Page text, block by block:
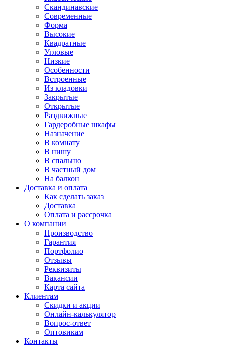
Скандинавские
Современные
Форма
Высокие
Квадратные
Угловые
Низкие
Особенности
Встроенные
Из кладовки
Закрытые
Открытые
Раздвижные
Гардеробные шкафы
Назначение
В комнату
В нишу
В спальню
В частный дом
На балкон
Доставка и оплата
Как сделать заказ
Доставка
Оплата и рассрочка
О компании
Производство
Гарантия
Портфолио
Отзывы
Реквизиты
Вакансии
Карта сайта
Клиентам
Скидки и акции
Онлайн-калькулятор
Вопрос-ответ
Оптовикам
Контакты